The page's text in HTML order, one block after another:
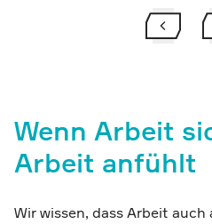
Wenn Arbeit
Arbeit anfühlt
Wir wissen, dass Arbeit auch